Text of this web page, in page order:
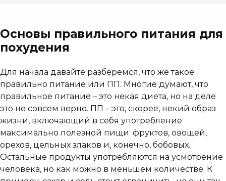
Основы правильного питания для
похудения
Для начала давайте разберемся, что же такое
правильно питание или ПП. Многие думают, что
правильное питание – это некая диета, но на деле
это не совсем верно. ПП – это, скорее, некий образ
жизни, включающий в себя употребление
максимально полезной пищи: фруктов, овощей,
орехов, цельных злаков и, конечно, бобовых.
Остальные продукты употребляются на усмотрение
человека, но как можно в меньшем количестве. К